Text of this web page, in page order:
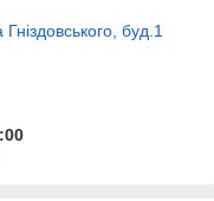
буд.1